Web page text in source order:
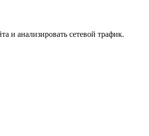
и анализировать сетевой трафик.